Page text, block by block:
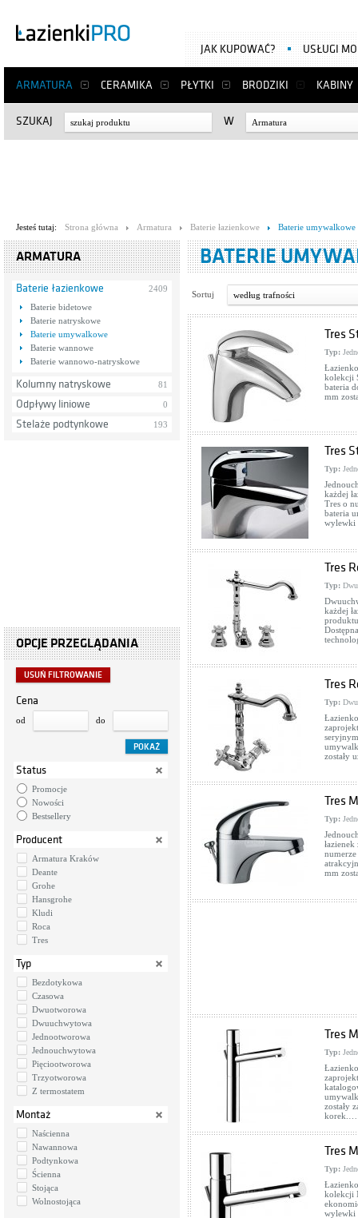
ARMATURA CERAMIKA PŁYTKI BRODZIKI KABINY
JAK KUPOWAĆ? USŁUGI
SZUKAJ W Armatura
Jesteś tutaj: Strona główna Armatura Baterie łazienkowe Baterie umywalkowe
ARMATURA
Baterie łazienkowe
2409
Baterie bidetowe
Baterie natryskowe
Baterie umywalkowe
Baterie wannowe
Baterie wannowo-natryskowe
Kolumny natryskowe 81
Odpływy liniowe 0
Stelaże podtynkowe 193
OPCJE PRZEGLĄDANIA
USUŃ FILTROWANIE
Cena
od do
Status
Promocje
Nowości
Bestsellery
Producent
Armatura Kraków
Deante
Grohe
Hansgrohe
Kludi
Roca
Tres
Typ
Bezdotykowa
Czasowa
Dwuotworowa
Dwuuchwytowa
Jednootworowa
Jednouchwytowa
Pięciootworowa
Trzyotworowa
Z termostatem
Montaż
Naścienna
Nawannowa
Podtynkowa
Ścienna
Stojąca
Wolnostojąca
BATERIE
Sortuj według trafności
Tres
Typ:
kolekcji
bateria
mm
Tres
Typ:
każdej
Tres o
bateria
wylewki
Tres
Typ:
każdej
Tres
Typ:
zostały
Tres
Typ:
mm
Tres
Typ:
zostały
korek.…
Tres
Typ:
kolekcji
wylewki